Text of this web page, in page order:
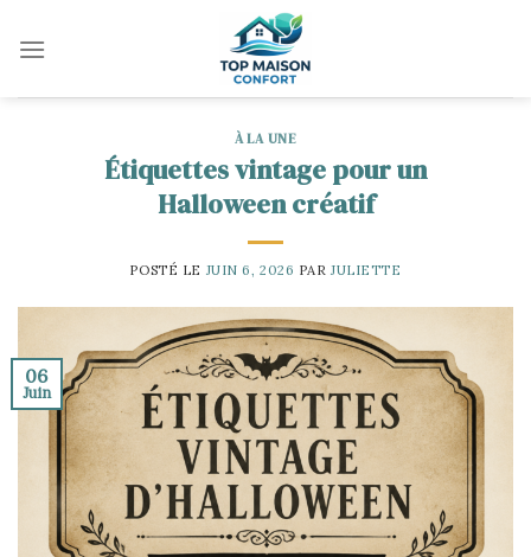
À LA UNE
Étiquettes vintage pour un
Halloween créatif
POSTÉ LE JUIN 6, 2026 PARJULIETTE
06
Juin